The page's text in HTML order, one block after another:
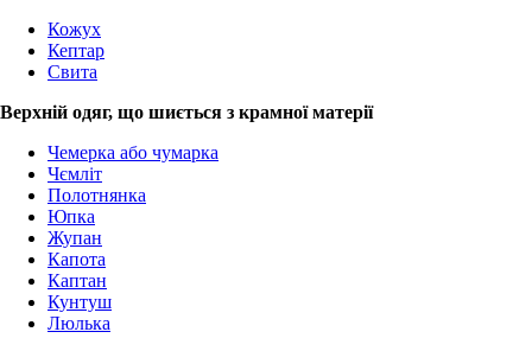
Кожух
Кептар
Свита
Верхній одяг, що шиється з крамної матерії
Чемерка або чумарка
Чємліт
Полотнянка
Юпка
Жупан
Капота
Каптан
Кунтуш
Люлька